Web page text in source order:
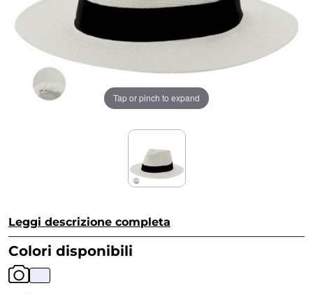
Tap or pinch to expand
Leggi descrizione completa
Colori disponibili